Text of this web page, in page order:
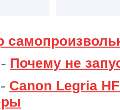
- Почему не
- Canon Legria